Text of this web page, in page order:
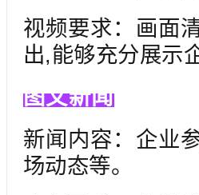
视频要求：画面
出,能够充分展示
图文新闻
新闻内容：企业
场动态等。